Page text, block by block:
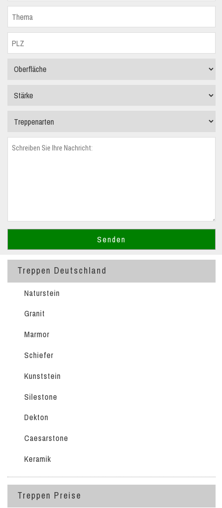
Treppen Deutschland
Naturstein
Granit
Marmor
Schiefer
Kunststein
Silestone
Dekton
Caesarstone
Keramik
Treppen Preise